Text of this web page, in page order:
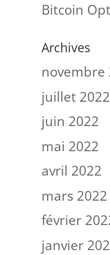
Bitcoin
Archives
novembre
juillet 2022
juin 2022
mai 2022
avril 2022
mars 2022
février
janvier